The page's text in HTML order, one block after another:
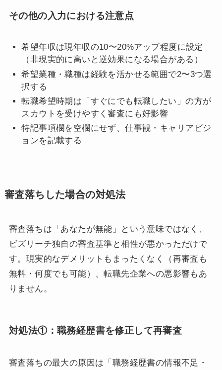
その他の入力における注意点
希望年収は現年収の10〜20%アップ程度に設定
（非現実的に高いと逆効果になる場合がある）
希望業種・職種は経験を活かせる範囲で2〜3つ選
択する
転職希望時期は「すぐにでも転職したい」の方が
スカウトを受けやすく審査にも好影響
特記事項欄を空欄にせず、仕事観・キャリアビジ
ョンを記載する
審査落ちした場合の対処法
審査落ちは「あなたが無能」という意味ではなく、
ビズリーチ独自の審査基準と相性が悪かっただけで
す。現実的なデメリットもまったくなく（再審査も
無料・何度でも可能）、転職先企業への悪影響もあ
りません。
対処法①：職務経歴書を修正して再審査
審査落ちの最大の原因は「職務経歴書の情報不足・